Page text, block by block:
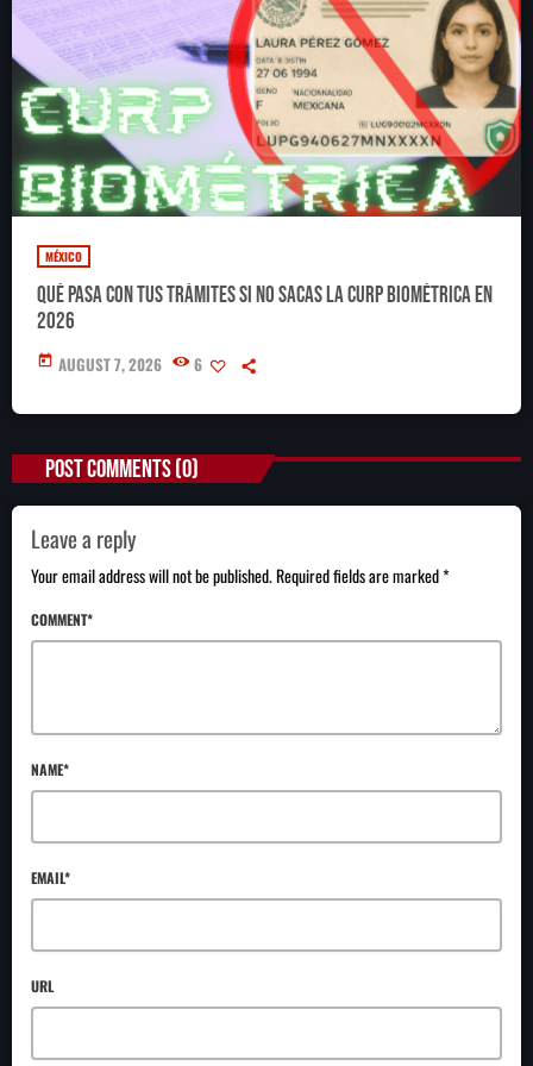
MÉXICO
Qué pasa con tus trámites si no sacas la CURP Biométrica en
2026
today AUGUST 7, 2026 6
POST COMMENTS (0)
Leave a reply
Your email address will not be published. Required fields are marked *
COMMENT*
NAME*
EMAIL*
URL